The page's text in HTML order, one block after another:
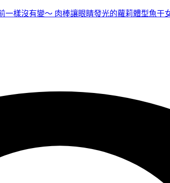
一樣沒有變～ 肉棒讓眼睛發光的蘿莉體型魚干